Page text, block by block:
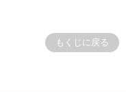
もくじに戻る